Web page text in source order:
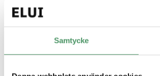
Samtycke
Källsorterat avlopp